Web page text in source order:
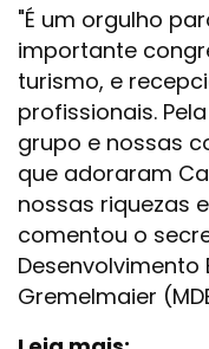
"É um orgulho
importante
turismo, e
profissionais.
grupo e nossas
que adoraram
nossas riquezas
comentou o
Desenvolvimento
Gremelmaier